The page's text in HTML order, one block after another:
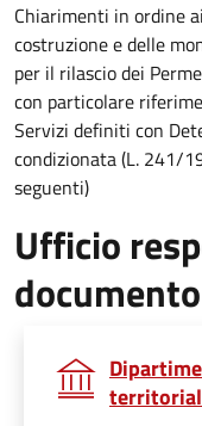
Chiarimenti in ordine
costruzione e delle
per il rilascio dei
con particolare
Servizi definiti con
condizionata (L. 241/
seguenti)
Ufficio
documento